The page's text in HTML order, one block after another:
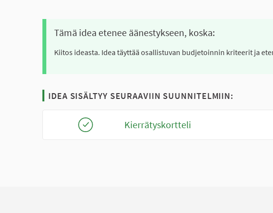
Tämä idea etenee äänestykseen, koska:
Kiitos ideasta. Idea täyttää osallistuvan budjetoinnin kriteerit ja
IDEA SISÄLTYY SEURAAVIIN SUUNNITELMIIN:
Kierrätyskortteli